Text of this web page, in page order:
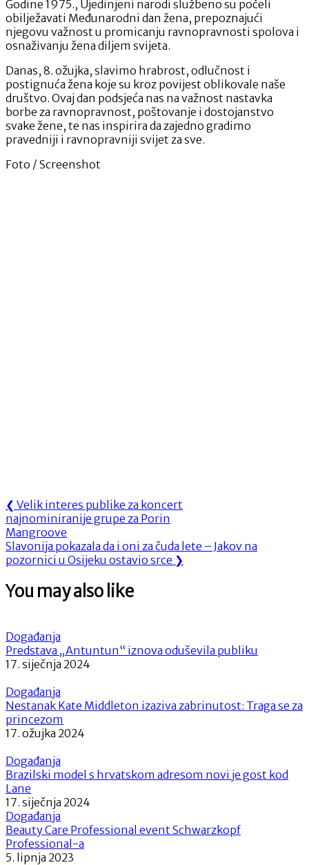
Godine 1975., Ujedinjeni narodi službeno su počeli
obilježavati Međunarodni dan žena, prepoznajući
njegovu važnost u promicanju ravnopravnosti spolova i
osnaživanju žena diljem svijeta.
Danas, 8. ožujka, slavimo hrabrost, odlučnost i
postignuća žena koje su kroz povijest oblikovale naše
društvo. Ovaj dan podsjeća nas na važnost nastavka
borbe za ravnopravnost, poštovanje i dostojanstvo
svake žene, te nas inspirira da zajedno gradimo
pravedniji i ravnopravniji svijet za sve.
Foto / Screenshot
Navigacija
objava
❮ Previous
Post:
Velik interes publike za koncert
najnominiranije grupe za Porin
Mangroove
Next
Post:
Slavonija pokazala da i oni za čuda lete – Jakov na
pozornici u Osijeku ostavio srce ❯
You may also like
Događanja
Predstava „Antuntun“ iznova oduševila publiku
17. siječnja 2024
Događanja
Nestanak Kate Middleton izaziva zabrinutost: Traga se za
princezom
17. ožujka 2024
Događanja
Brazilski model s hrvatskom adresom novi je gost kod
Lane
17. siječnja 2024
Događanja
Beauty Care Professional event Schwarzkopf
Professional-a
5. lipnja 2023